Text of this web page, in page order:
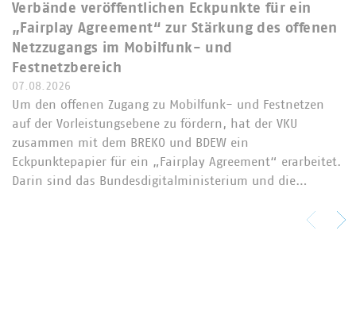
Verbände veröffentlichen Eckpunkte für ein
„Fairplay Agreement“ zur Stärkung des offenen
Netzzugangs im Mobilfunk- und
Festnetzbereich
07.08.2026
Um den offenen Zugang zu Mobilfunk- und Festnetzen
auf der Vorleistungsebene zu fördern, hat der VKU
zusammen mit dem BREKO und BDEW ein
Eckpunktepapier für ein „Fairplay Agreement“ erarbeitet.
Darin sind das Bundesdigitalministerium und die…